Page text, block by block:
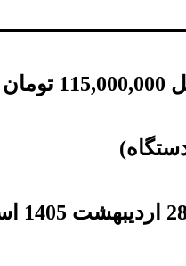
115,000,000 تومان
)